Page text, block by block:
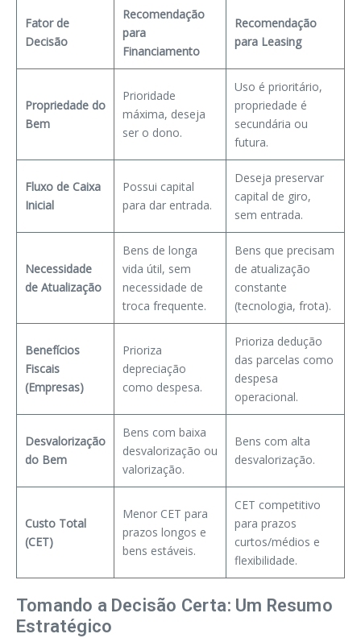
Fator de
Decisão
Recomendação
para
Financiamento
Recomendação
para Leasing
Propriedade do
Bem
Prioridade
máxima, deseja
ser o dono.
Uso é prioritário,
propriedade é
secundária ou
futura.
Fluxo de Caixa
Inicial
Possui capital
para dar entrada.
Deseja preservar
capital de giro,
sem entrada.
Necessidade
de Atualização
Bens de longa
vida útil, sem
necessidade de
troca frequente.
Bens que precisam
de atualização
constante
(tecnologia, frota).
Benefícios
Fiscais
(Empresas)
Prioriza
depreciação
como despesa.
Prioriza dedução
das parcelas como
despesa
operacional.
Desvalorização
do Bem
Bens com baixa
desvalorização ou
valorização.
Bens com alta
desvalorização.
Custo Total
(CET)
Menor CET para
prazos longos e
bens estáveis.
CET competitivo
para prazos
curtos/médios e
flexibilidade.
Tomando a Decisão Certa: Um Resumo
Estratégico